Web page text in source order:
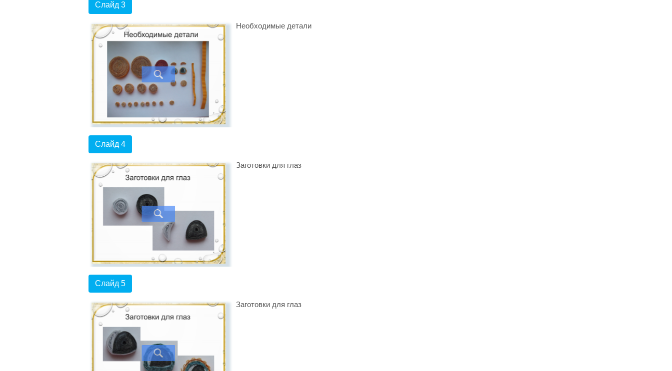
Слайд 3
Необходимые детали
Слайд 4
Заготовки для глаз
Слайд 5
Заготовки для глаз